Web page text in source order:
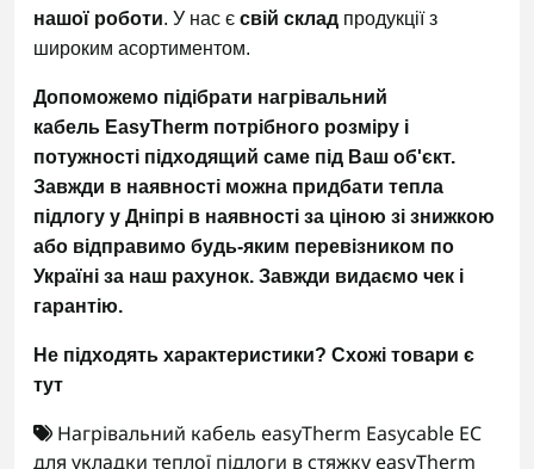
нашої роботи. У нас є свій склад продукції з
широким асортиментом.
Допоможемо підібрати нагрівальний
кабель EasyTherm потрібного розміру і
потужності підходящий саме під Ваш об'єкт.
Завжди в наявності можна придбати тепла
підлогу у Дніпрі в наявності за ціною зі знижкою
або відправимо будь-яким перевізником по
Україні за наш рахунок. Завжди видаємо чек і
гарантію.
Не підходять характеристики? Схожі товари є
тут
Нагрівальний кабель easyTherm Easycable EC
для укладки теплої підлоги в стяжку easyTherm